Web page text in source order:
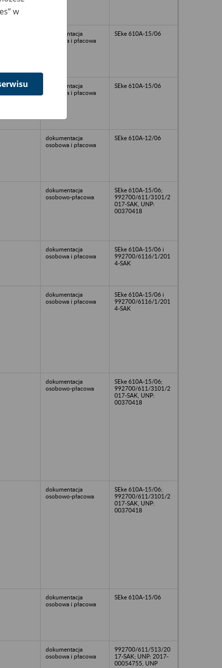
dokumentacja
osobowa i płacowa
SEke 610A-15/06
dokumentacja
osobowa i płacowa
SEke 610A-15/06
dokumentacja
osobowa i płacowa
SEke 610A-12/06
dokumentacja
osobowo-płacowa
SEke 610A-15/06;
992700/611/3101/2
017-SAK, UNP:
00370418
dokumentacja
osobowa i płacowa
SEke 610A-15/06 i
992700/6116/1/201
4-SAK
dokumentacja
osobowa i płacowa
SEke 610A-15/06 i
992700/6116/1/201
4-SAK
dokumentacja
osobowo-płacowa
SEke 610A-15/06;
992700/611/3101/2
017-SAK, UNP:
00370418
dokumentacja
osobowo-płacowa
SEke 610A-15/06;
992700/611/3101/2
017-SAK, UNP:
00370418
dokumentacja
osobowa i płacowa
SEke 610A-15/06
dokumentacja
osobowa i płacowa
992700/611/513/20
17-SAK; UNP: 2017-
00054755, UNP
w